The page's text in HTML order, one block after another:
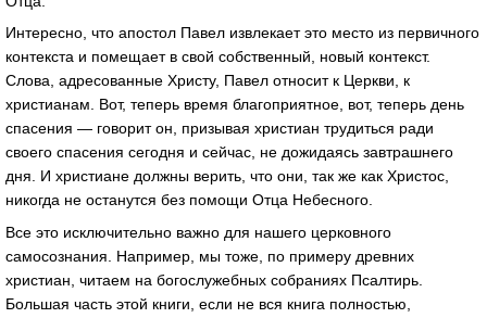
Интересно, что апостол Павел извлекает это место из первичного
контекста и помещает в свой собственный, новый контекст.
Слова, адресованные Христу, Павел относит к Церкви, к
христианам. Вот, теперь время благоприятное, вот, теперь день
спасения — говорит он, призывая христиан трудиться ради
своего спасения сегодня и сейчас, не дожидаясь завтрашнего
дня. И христиане должны верить, что они, так же как Христос,
никогда не останутся без помощи Отца Небесного.
Все это исключительно важно для нашего церковного
самосознания. Например, мы тоже, по примеру древних
христиан, читаем на богослужебных собраниях Псалтирь.
Большая часть этой книги, если не вся книга полностью,